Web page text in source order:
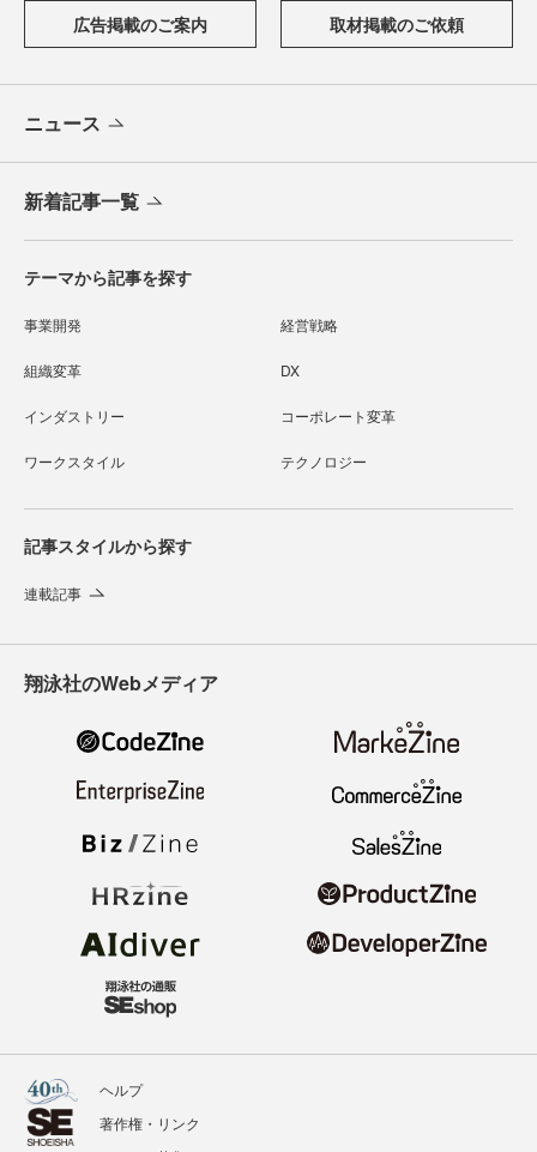
広告掲載のご案内 取材掲載のご依頼
ニュース
新着記事一覧
テーマから記事を探す
事業開発 経営戦略
組織変革 DX
インダストリー コーポレート変革
ワークスタイル テクノロジー
記事スタイルから探す
連載記事
翔泳社のWebメディア
ヘルプ
著作権・リンク